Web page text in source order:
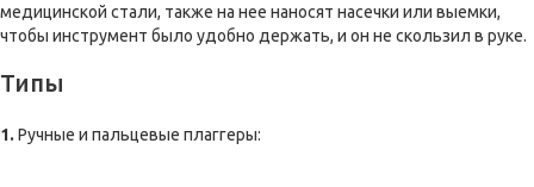
медицинской стали, также на нее наносят насечки или выемки,
чтобы инструмент было удобно держать, и он не скользил в руке.
Типы
1. Ручные и пальцевые плаггеры: